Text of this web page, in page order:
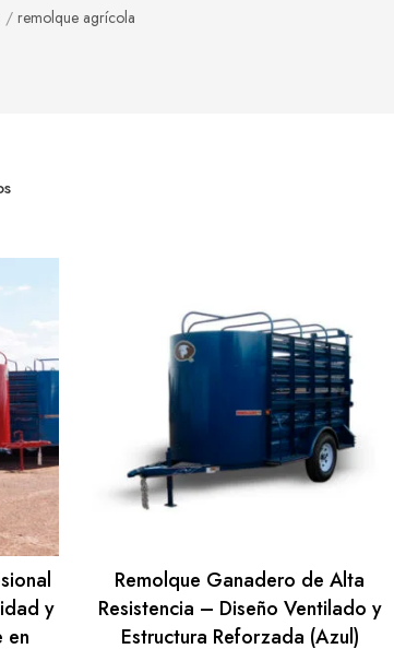
/ remolque agrícola
Sorted
y
en
Remolque Ganadero de Alta
Resistencia – Diseño Ventilado y
Estructura Reforzada (Azul)